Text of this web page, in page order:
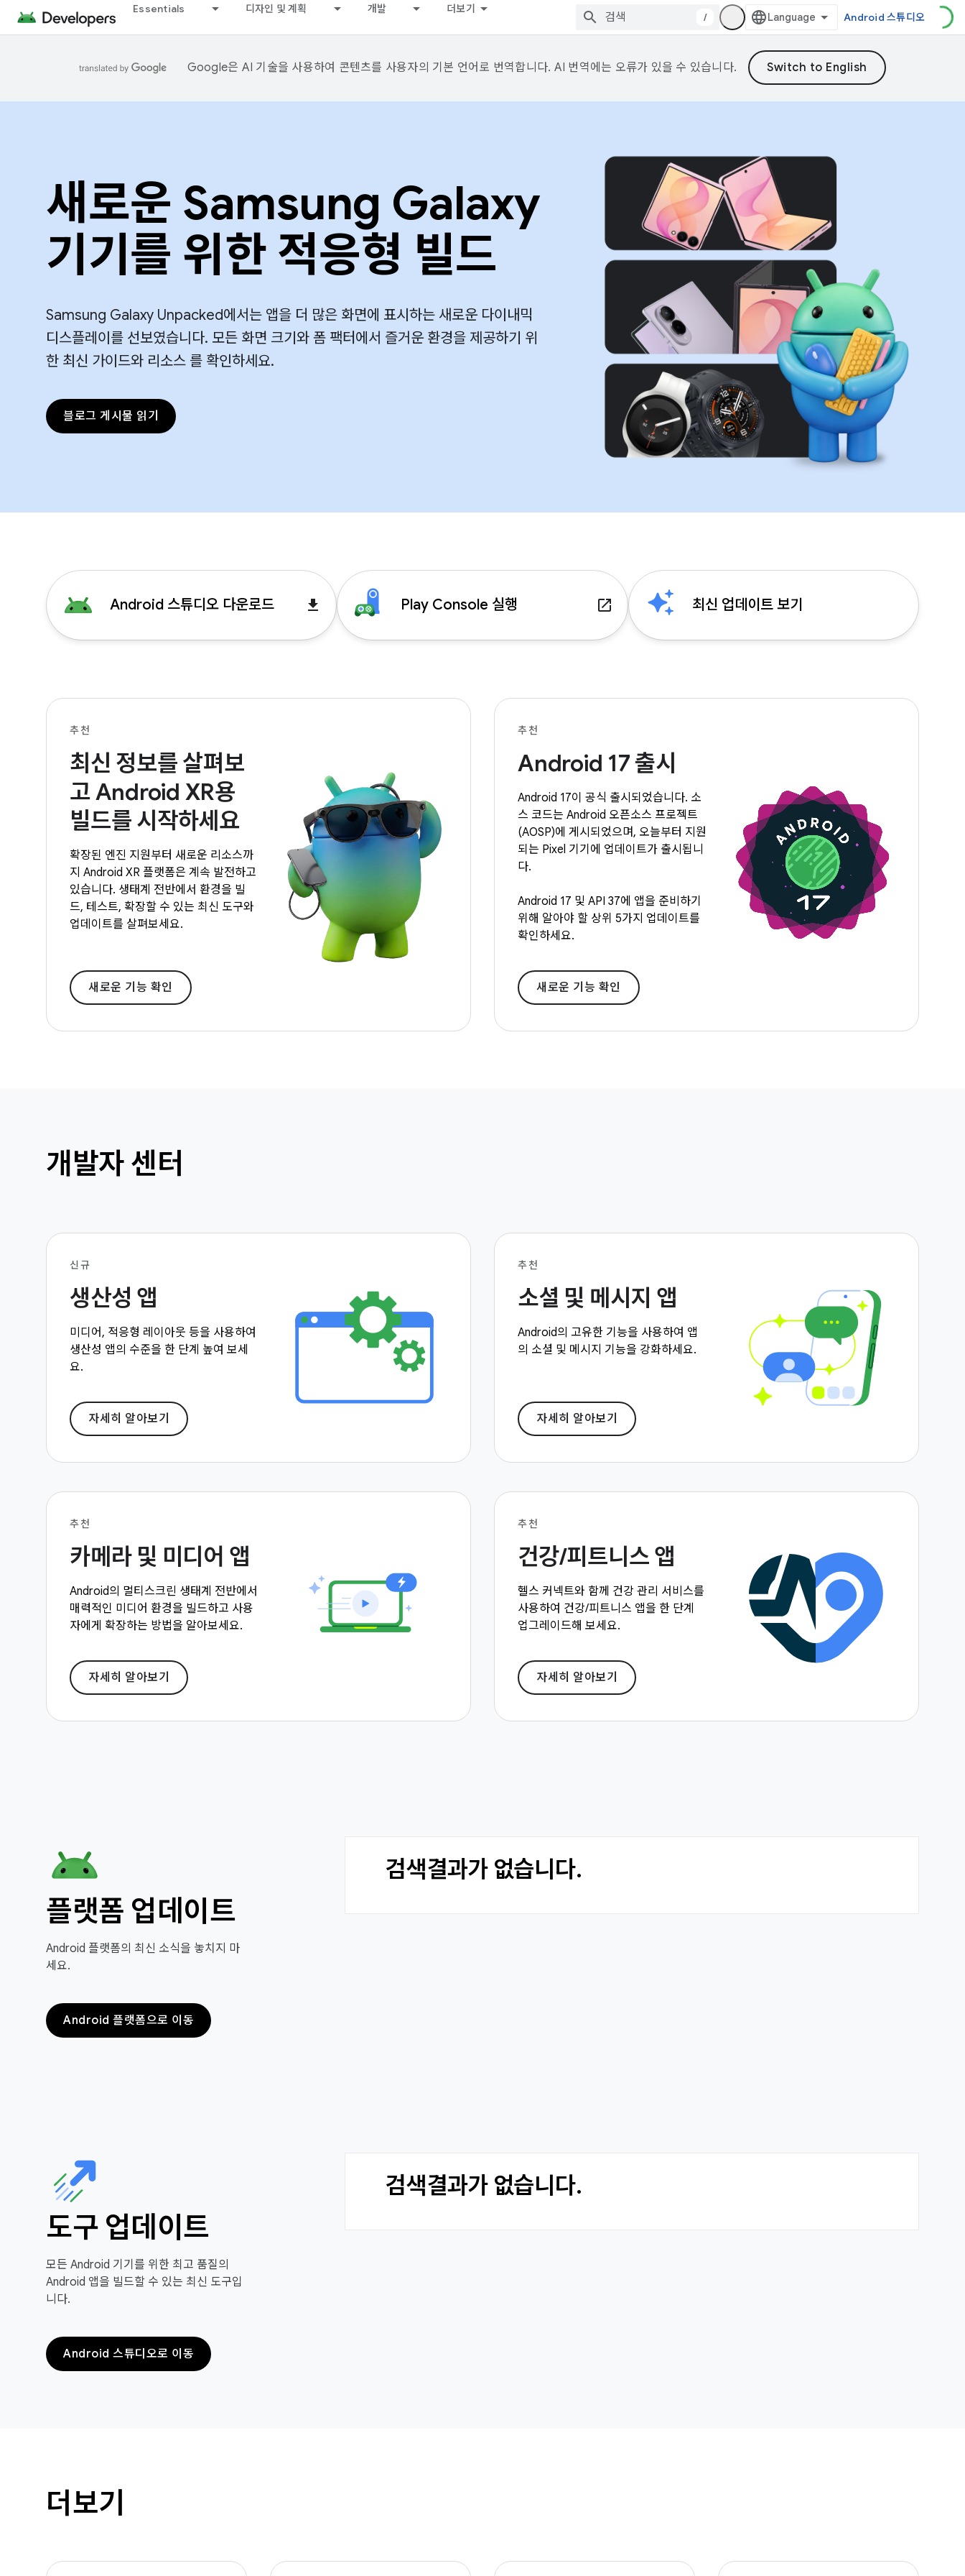
Essentials 디자인 및 계획 개발 더보기
/ Android 스튜디오
Google은 AI 기술을 사용하여 콘텐츠를 사용자의 기본 언어로 번역합니다. AI 번역에는 오류가 있을 수 있습니다.
새로운 Samsung Galaxy
기기를 위한 적응형 빌드
Samsung Galaxy Unpacked에서는 앱을 더 많은 화면에 표시하는 새로운 다이내믹
디스플레이를 선보였습니다. 모든 화면 크기와 폼 팩터에서 즐거운 환경을 제공하기 위
한 최신 가이드와 리소스 를 확인하세요.
블로그 게시물 읽기
Android 스튜디오 다운로드 get_app Play Console 실행 launch 최신 업데이트 보기
추천
최신 정보를 살펴보
고 Android XR용
빌드를 시작하세요
확장된 엔진 지원부터 새로운 리소스까
지 Android XR 플랫폼은 계속 발전하고
있습니다. 생태계 전반에서 환경을 빌
드, 테스트, 확장할 수 있는 최신 도구와
업데이트를 살펴보세요.
새로운 기능 확인
추천
Android 17 출시
Android 17이 공식 출시되었습니다. 소
스 코드는 Android 오픈소스 프로젝트
(AOSP)에 게시되었으며, 오늘부터 지원
되는 Pixel 기기에 업데이트가 출시됩니
다.
Android 17 및 API 37에 앱을 준비하기
위해 알아야 할 상위 5가지 업데이트를
확인하세요.
새로운 기능 확인
개발자 센터
신규
생산성 앱
미디어, 적응형 레이아웃 등을 사용하여
생산성 앱의 수준을 한 단계 높여 보세
요.
자세히 알아보기
추천
소셜 및 메시지 앱
Android의 고유한 기능을 사용하여 앱
의 소셜 및 메시지 기능을 강화하세요.
자세히 알아보기
추천
카메라 및 미디어 앱
Android의 멀티스크린 생태계 전반에서
매력적인 미디어 환경을 빌드하고 사용
자에게 확장하는 방법을 알아보세요.
자세히 알아보기
추천
건강/피트니스 앱
헬스 커넥트와 함께 건강 관리 서비스를
사용하여 건강/피트니스 앱을 한 단계
업그레이드해 보세요.
자세히 알아보기
플랫폼 업데이트
Android 플랫폼의 최신 소식을 놓치지 마
세요.
Android 플랫폼으로 이동
검색결과가 없습니다.
도구 업데이트
모든 Android 기기를 위한 최고 품질의
Android 앱을 빌드할 수 있는 최신 도구입
니다.
Android 스튜디오로 이동
검색결과가 없습니다.
더보기